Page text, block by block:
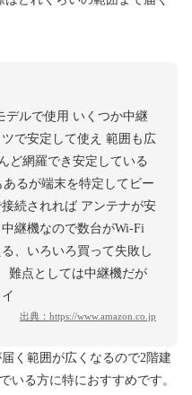
デルで使用 いくつか中継
で安定して使え 範囲も広
ど網羅でき安定している
るが端末を特定してビー
続されれば アンテナが安
継機なので数台がWi-Fi
、いろいろ買って失敗し
難点としては中継機だが
出典： https://www.amazon.co.jp
く範囲が広くなるので2階建
いる方に特におすすめです。